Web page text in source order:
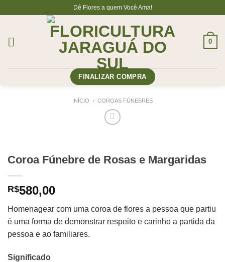
Dê Flores a quem Você Ama!
0
FINALIZAR COMPRA
INÍCIO / COROAS FÚNEBRES
Coroa Fúnebre de Rosas e Margaridas
R$580,00
Homenagear com uma coroa de flores a pessoa que partiu
é uma forma de demonstrar respeito e carinho a partida da
pessoa e ao familiares.
Significado